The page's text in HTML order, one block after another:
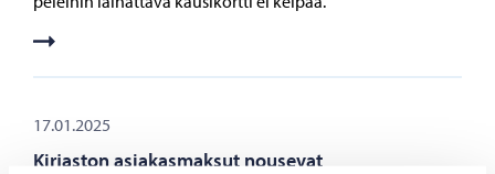
17.01.2025
Kirjaston asiakasmaksut nousevat